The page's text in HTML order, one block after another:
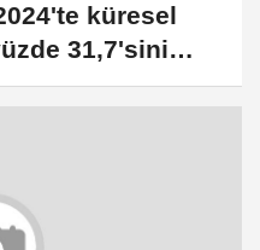
küresel
31,7'sini